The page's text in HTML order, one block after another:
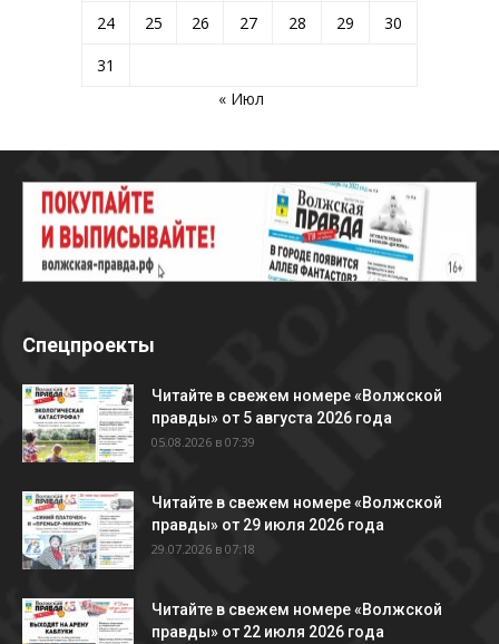
24
25 26 27 28 29
30
31
« Июл
Спецпроекты
Читайте в свежем номере «Волжской
правды» от 5 августа 2026 года
05.08.2026 в 07:39
Читайте в свежем номере «Волжской
правды» от 29 июля 2026 года
29.07.2026 в 07:18
Читайте в свежем номере «Волжской
правды» от 22 июля 2026 года